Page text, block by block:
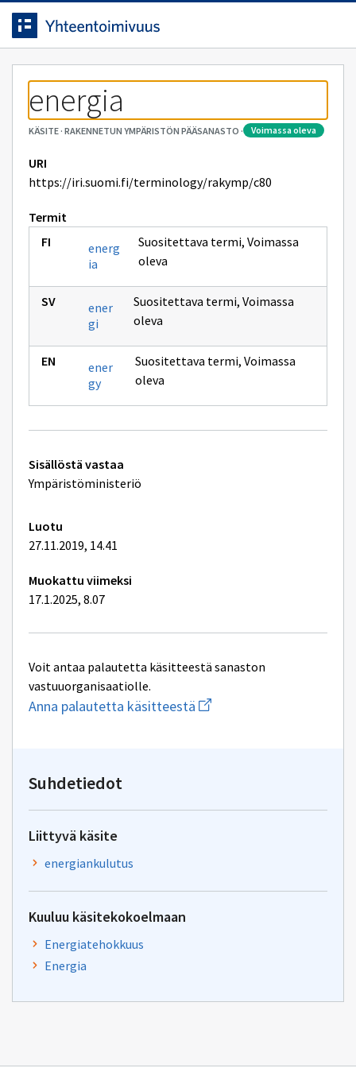
Siirrytty
sivulle
Siirry suoraan sisältöön.
energia
KÄSITE· RAKENNETUN YMPÄRISTÖN PÄÄSANASTO · voimassa oleva
URI
https://iri.suomi.fi/terminology/rakymp/c80
Termit
energ
ia
Suositettava termi, Voimassa
oleva
ener
gi
Suositettava termi,Voimassa
oleva
ener
gy
Suositettava termi,Voimassa
oleva
Tekniset
lisätiedot
Sisällöstä vastaa
Ympäristöministeriö
Luotu
27.11.2019, 14.41
Muokattu viimeksi
17.1.2025, 8.07
Voit antaa palautetta käsitteestä sanaston
vastuuorganisaatiolle.
Anna palautetta käsitteestä Aloita
uuden
Suhdetiedot
Liittyvä käsite
energiankulutus
Kuuluu käsitekokoelmaan
Energiatehokkuus
Energia